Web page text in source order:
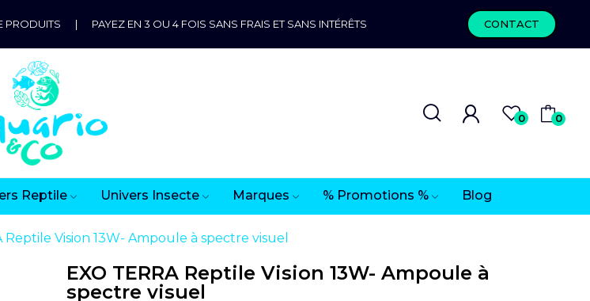
PRODUITS | PAYEZ EN 3 OU 4 FOIS SANS FRAIS ET SANS INTÉRÊTS CONTACT
0 0
Reptile Univers Insecte Marques % Promotions % Blog
Reptile Vision 13W- Ampoule à spectre visuel
EXO TERRA Reptile Vision 13W- Ampoule à
spectre visuel